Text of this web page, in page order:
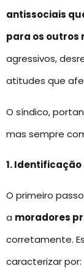
antissociais
para os outros
agressivos,
atitudes que
O síndico,
mas sempre
1.
O primeiro
a moradores
corretamente.
caracterizar por: